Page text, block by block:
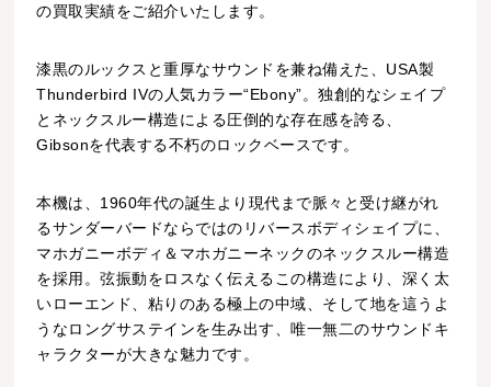
の買取実績をご紹介いたします。
漆黒のルックスと重厚なサウンドを兼ね備えた、USA製
Thunderbird IVの人気カラー“Ebony”。独創的なシェイプ
とネックスルー構造による圧倒的な存在感を誇る、
Gibsonを代表する不朽のロックベースです。
本機は、1960年代の誕生より現代まで脈々と受け継がれ
るサンダーバードならではのリバースボディシェイプに、
マホガニーボディ＆マホガニーネックのネックスルー構造
を採用。弦振動をロスなく伝えるこの構造により、深く太
いローエンド、粘りのある極上の中域、そして地を這うよ
うなロングサステインを生み出す、唯一無二のサウンドキ
ャラクターが大きな魅力です。